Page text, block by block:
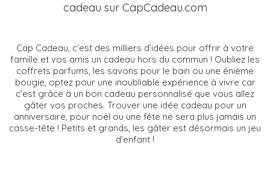
cadeau sur CapCadeau.com
Cap Cadeau, c’est des milliers d’idées pour offrir à votre
famille et vos amis un cadeau hors du commun ! Oubliez les
coffrets parfums, les savons pour le bain ou une énième
bougie, optez pour une inoubliable expérience à vivre car
c’est grâce à un bon cadeau personnalisé que vous allez
gâter vos proches. Trouver une idée cadeau pour un
anniversaire, pour noël ou une fête ne sera plus jamais un
casse-tête ! Petits et grands, les gâter est désormais un jeu
d’enfant !